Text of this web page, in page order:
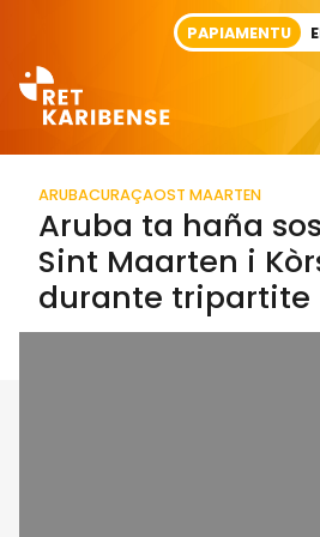
PAPIAMENTU
ARUBACURAÇAOST MAARTEN
Aruba ta haña
Sint Maarten i
durante tripartite